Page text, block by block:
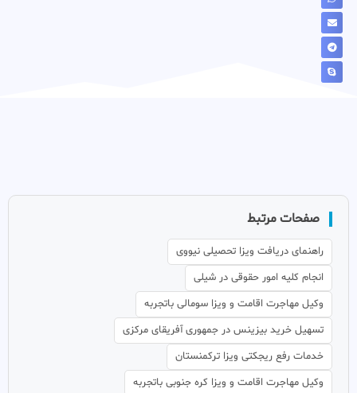
صفحات مرتبط
راهنمای دریافت ویزا تحصیلی نیووی
انجام کلیه امور حقوقی در شیلی
وکیل مهاجرت اقامت و ویزا سومالی باتجربه
تسهیل خرید بیزینس در جمهوری آفریقای مرکزی
خدمات رفع ریجکتی ویزا ترکمنستان
وکیل مهاجرت اقامت و ویزا کره جنوبی باتجربه